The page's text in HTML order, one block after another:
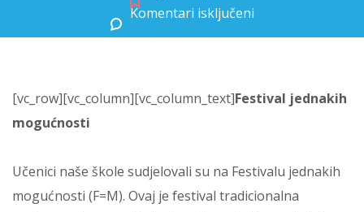
Komentari isključeni
[vc_row][vc_column][vc_column_text]Festival jednakih
mogućnosti
Učenici naše škole sudjelovali su na Festivalu jednakih
mogućnosti (F=M). Ovaj je festival tradicionalna